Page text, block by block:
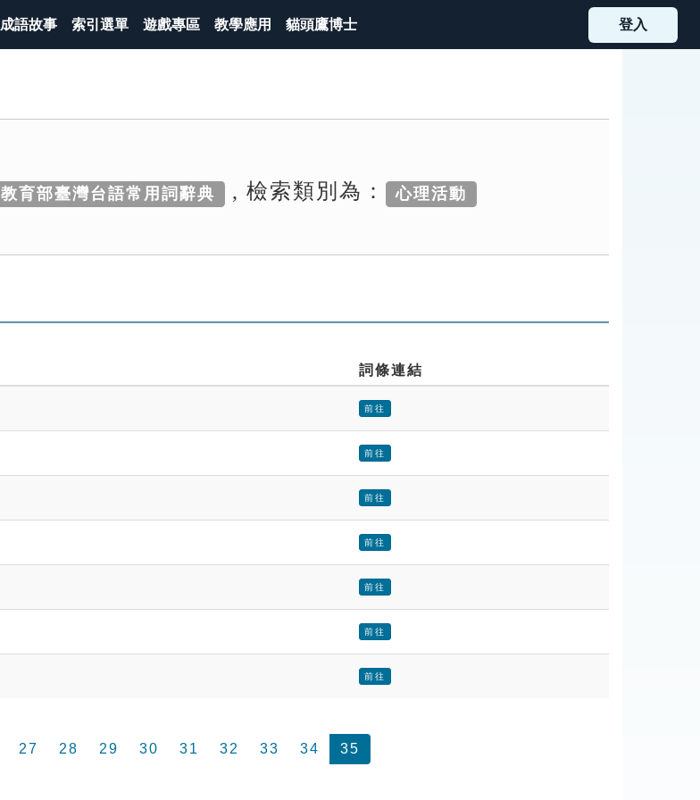
成語故事 索引選單 遊戲專區 教學應用 貓頭鷹博士 登入
教育部臺灣台語常用詞辭典 , 檢索類別為： 心理活動
詞條連結
前往
前往
前往
前往
前往
前往
前往
27 28 29 30 31 32 33 34 35